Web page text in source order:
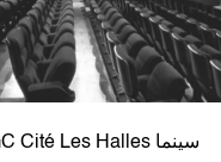
سينما UGC Cité Les Halles